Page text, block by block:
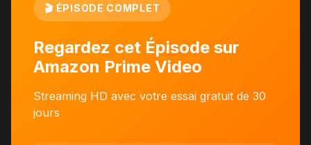
🎬 ÉPISODE COMPLET
Regardez cet Épisode sur
Amazon Prime Video
Streaming HD avec votre essai gratuit de 30
jours